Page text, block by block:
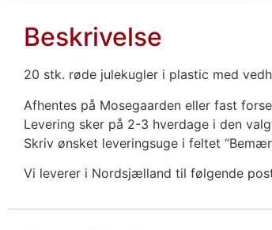
Beskrivelse
20 stk. røde julekugler i plastic med
Afhentes på Mosegaarden eller fast
Levering sker på 2-3 hverdage i den
Skriv ønsket leveringsuge i feltet
Vi leverer i Nordsjælland til følgende